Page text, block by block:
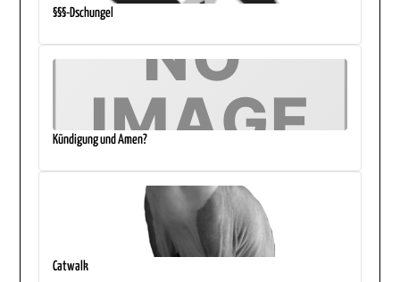
§§§-Dschungel
Kündigung und Amen?
Catwalk